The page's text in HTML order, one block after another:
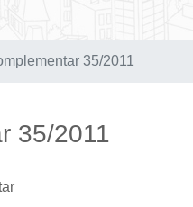
35/2011
35/2011